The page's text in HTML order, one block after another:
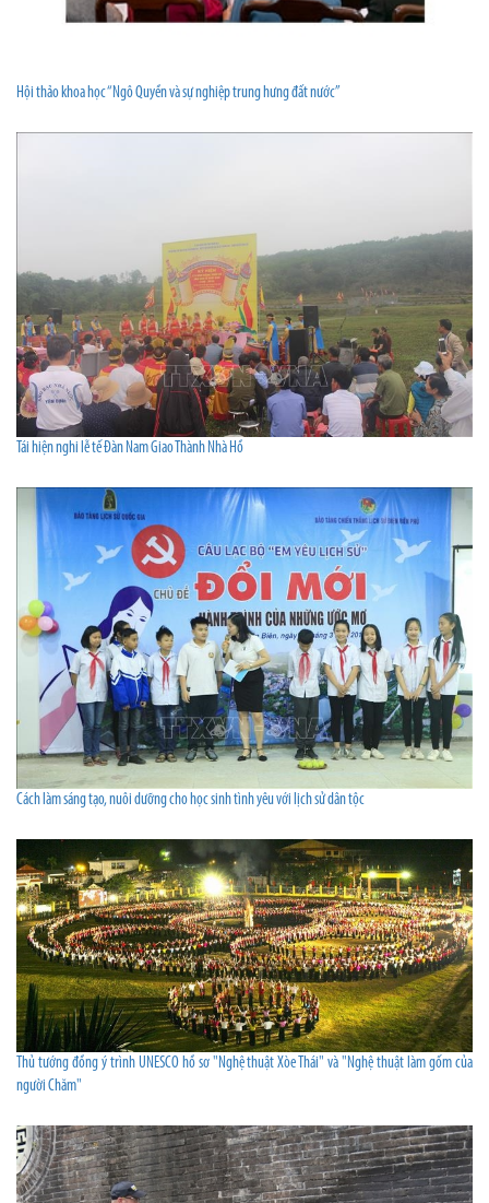
Hội thảo khoa học “Ngô Quyền và sự nghiệp trung hưng đất nước”
Tái hiện nghi lễ tế Đàn Nam Giao Thành Nhà Hồ
Cách làm sáng tạo, nuôi dưỡng cho học sinh tình yêu với lịch sử dân tộc
Thủ tướng đồng ý trình UNESCO hồ sơ "Nghệ thuật Xòe Thái" và "Nghệ thuật làm gốm của
người Chăm"